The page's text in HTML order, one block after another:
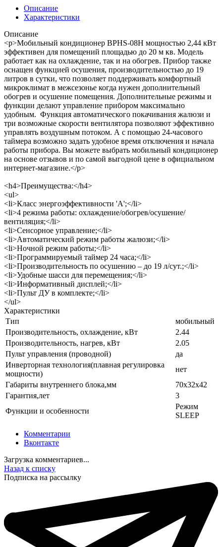
Описание
Характеристики
Описание
<p>Мобильный кондиционер BPHS-08H мощностью 2,44 кВт
эффективен для помещений площадью до 20 м кв. Модель
работает как на охлаждение, так и на обогрев. Прибор также
оснащен функцией осушения, производительностью до 19
литров в сутки, что позволяет поддерживать комфортный
микроклимат в межсезонье когда нужен дополнительный
обогрев и осушение помещения. Дополнительные режимы и
функции делают управление прибором максимально
удобным. Функция автоматического покачивания жалюзи и
три возможные скорости вентилятора позволяют эффективно
управлять воздушным потоком. А с помощью 24-часового
таймера возможно задать удобное время отключения и начала
работы прибора. Вы можете выбрать мобильный кондиционер
на основе отзывов и по самой выгодной цене в официальном
интернет-магазине.</p>
<h4>Преимущества:</h4>
<ul>
<li>Класс энергоэффективности 'А';</li>
<li>4 режима работы: охлаждение/обогрев/осушение/
вентиляция;</li>
<li>Сенсорное управление;</li>
<li>Автоматический режим работы жалюзи;</li>
<li>Ночной режим работы;</li>
<li>Программируемый таймер 24 часа;</li>
<li>Производительность по осушению – до 19 л/сут.;</li>
<li>Удобные шасси для перемещения;</li>
<li>Информативный дисплей;</li>
<li>Пульт ДУ в комплекте;</li>
</ul>
Характеристики
Тип
мобильный
Производительность, охлаждение, кВт
2.44
Производительность, нагрев, кВт
2.05
Пульт управления (проводной)
да
Инверторная технология(плавная регулировка
мощности)
нет
Габариты внутреннего блока,мм
70x32x42
Гарантия,лет
3
Функции и особенности
Режим
SLEEP
Комментарии
Вконтакте
Загрузка комментариев...
Назад к списку
Подписка на рассылку